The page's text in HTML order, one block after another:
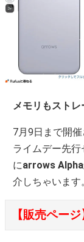
メモリもストレ
7月9日まで開
ライムデー先
にarrows
介しちゃいます
【販売ページ